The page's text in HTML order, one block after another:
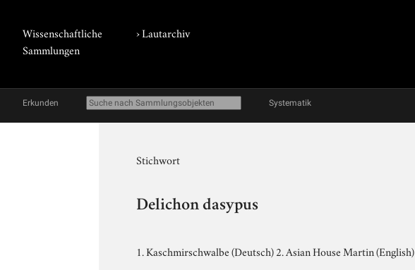
Wissenschaftliche
Sammlungen
›Lautarchiv
Erkunden Systematik
Stichwort
Delichon dasypus
1. Kaschmirschwalbe (Deutsch) 2. Asian House Martin (English)